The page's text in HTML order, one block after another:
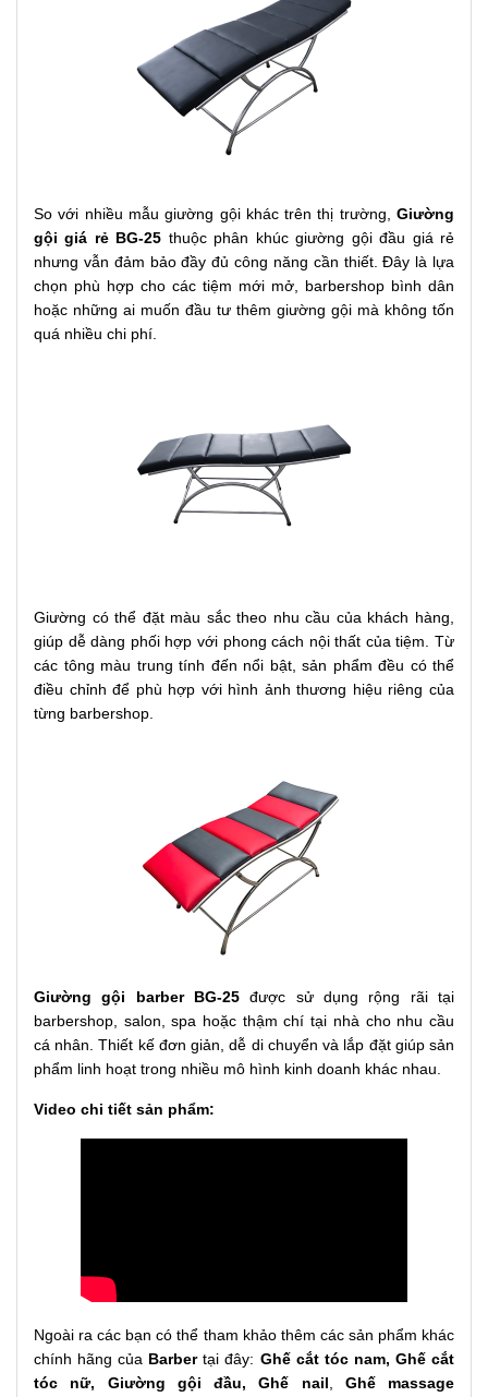
So với nhiều mẫu giường gội khác trên thị trường, Giường
gội giá rẻ BG-25 thuộc phân khúc giường gội đầu giá rẻ
nhưng vẫn đảm bảo đầy đủ công năng cần thiết. Đây là lựa
chọn phù hợp cho các tiệm mới mở, barbershop bình dân
hoặc những ai muốn đầu tư thêm giường gội mà không tốn
quá nhiều chi phí.
Giường có thể đặt màu sắc theo nhu cầu của khách hàng,
giúp dễ dàng phối hợp với phong cách nội thất của tiệm. Từ
các tông màu trung tính đến nổi bật, sản phẩm đều có thể
điều chỉnh để phù hợp với hình ảnh thương hiệu riêng của
từng barbershop.
Giường gội barber BG-25 được sử dụng rộng rãi tại
barbershop, salon, spa hoặc thậm chí tại nhà cho nhu cầu
cá nhân. Thiết kế đơn giản, dễ di chuyển và lắp đặt giúp sản
phẩm linh hoạt trong nhiều mô hình kinh doanh khác nhau.
Video chi tiết sản phẩm:
Ngoài ra các bạn có thể tham khảo thêm các sản phẩm khác
chính hãng của Barbertại đây: Ghế cắt tóc nam, Ghế cắt
tóc nữ, Giường gội đầu,Ghế nail
Ghế massage